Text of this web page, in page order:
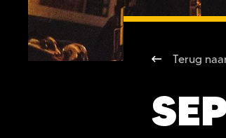
Terug